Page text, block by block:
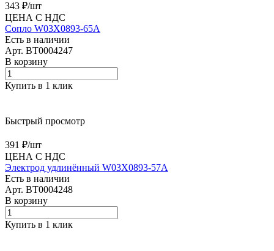
343 ₽/шт
ЦЕНА С НДС
Сопло W03X0893-65A
Есть в наличии
Арт. BT0004247
В корзину
Купить в 1 клик
Быстрый просмотр
391 ₽/шт
ЦЕНА С НДС
Электрод удлинённый W03X0893-57A
Есть в наличии
Арт. BT0004248
В корзину
Купить в 1 клик